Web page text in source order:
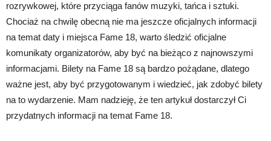
rozrywkowej, które przyciąga fanów muzyki, tańca i sztuki.
Chociaż na chwilę obecną nie ma jeszcze oficjalnych informacji
na temat daty i miejsca Fame 18, warto śledzić oficjalne
komunikaty organizatorów, aby być na bieżąco z najnowszymi
informacjami. Bilety na Fame 18 są bardzo pożądane, dlatego
ważne jest, aby być przygotowanym i wiedzieć, jak zdobyć bilety
na to wydarzenie. Mam nadzieję, że ten artykuł dostarczył Ci
przydatnych informacji na temat Fame 18.